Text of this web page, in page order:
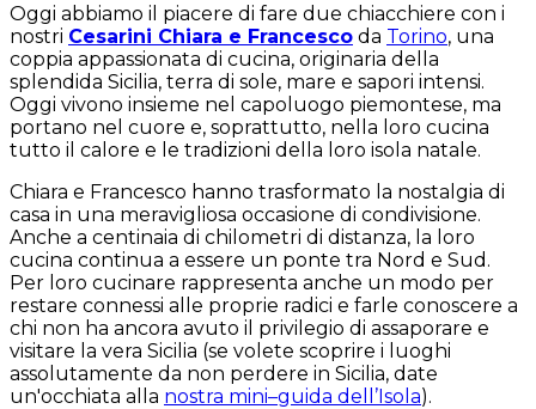
Oggi abbiamo il piacere di fare due chiacchiere con i
nostri Cesarini Chiara e Francesco da Torino, una
coppia appassionata di cucina, originaria della
splendida Sicilia, terra di sole, mare e sapori intensi.
Oggi vivono insieme nel capoluogo piemontese, ma
portano nel cuore e, soprattutto, nella loro cucina
tutto il calore e le tradizioni della loro isola natale.
Chiara e Francesco hanno trasformato la nostalgia di
casa in una meravigliosa occasione di condivisione.
Anche a centinaia di chilometri di distanza, la loro
cucina continua a essere un ponte tra Nord e Sud.
Per loro cucinare rappresenta anche un modo per
restare connessi alle proprie radici e farle conoscere a
chi non ha ancora avuto il privilegio di assaporare e
visitare la vera Sicilia (se volete scoprire i luoghi
assolutamente da non perdere in Sicilia, date
un'occhiata alla nostra mini–guida dell’Isola).